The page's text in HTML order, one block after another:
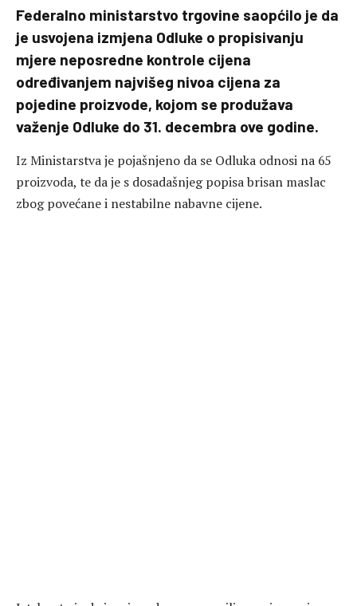
Federalno ministarstvo trgovine saopćilo je da
je usvojena izmjena Odluke o propisivanju
mjere neposredne kontrole cijena
određivanjem najvišeg nivoa cijena za
pojedine proizvode, kojom se produžava
važenje Odluke do 31. decembra ove godine.
Iz Ministarstva je pojašnjeno da se Odluka odnosi na 65
proizvoda, te da je s dosadašnjeg popisa brisan maslac
zbog povećane i nestabilne nabavne cijene.